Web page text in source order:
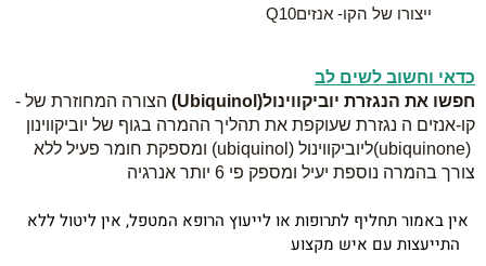
ייצורו של הקו- אנזיםQ10
כדאי וחשוב לשים לב
חפשו את הנגזרת יוביקווינול(Ubiquinol)
- הצורה המחוזרת של
קו-אנזים ה נגזרת שעוקפת את תהליך ההמרה בגוף של יוביקווינון
(ubiquinone)ליוביקווינול (ubiquinol) ומספקת חומר פעיל ללא
צורך בהמרה נוספת יעיל ומספק פי 6 יותר אנרגיה
אין באמור תחליף לתרופות או לייעוץ הרופא המטפל, אין ליטול ללא
התייעצות עם איש מקצוע